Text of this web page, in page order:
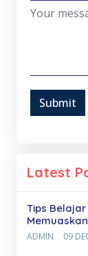
Submit
Latest
Tips
Memuaskan
ADMIN 09